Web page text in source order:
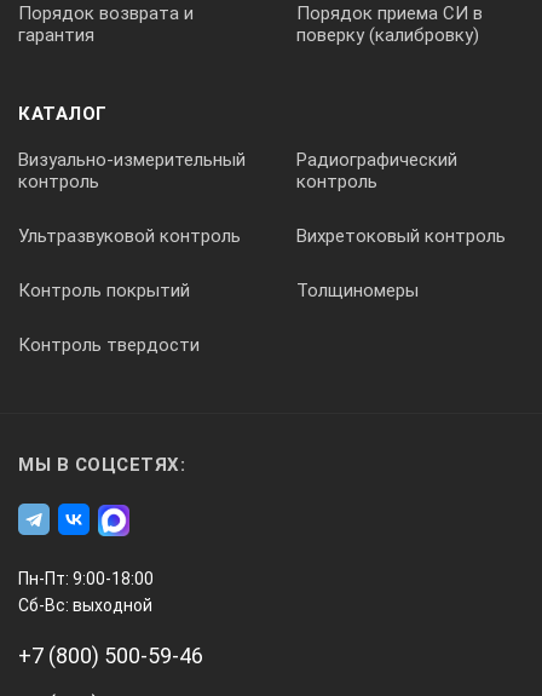
Порядок возврата и
гарантия
Порядок приема СИ в
поверку (калибровку)
КАТАЛОГ
Визуально-измерительный
контроль
Радиографический
контроль
Ультразвуковой контроль Вихретоковый контроль
Контроль покрытий Толщиномеры
Контроль твердости
МЫ В СОЦСЕТЯХ:
Пн-Пт: 9:00-18:00
Сб-Вс: выходной
+7 (800) 500-59-46